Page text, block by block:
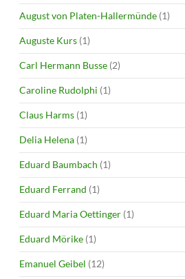
August von Platen-Hallermünde (1)
Auguste Kurs (1)
Carl Hermann Busse (2)
Caroline Rudolphi (1)
Claus Harms (1)
Delia Helena (1)
Eduard Baumbach (1)
Eduard Ferrand (1)
Eduard Maria Oettinger (1)
Eduard Mörike (1)
Emanuel Geibel (12)